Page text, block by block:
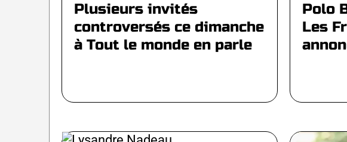
Plusieurs invités
controversés ce dimanche
à Tout le monde en parle
Polo
Les